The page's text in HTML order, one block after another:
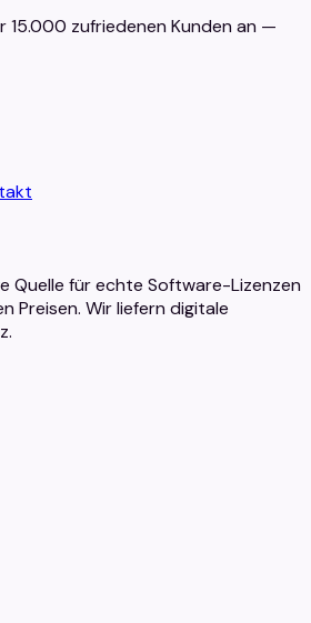
15.000 zufriedenen Kunden an —
Quelle für echte Software-Lizenzen
Preisen. Wir liefern digitale